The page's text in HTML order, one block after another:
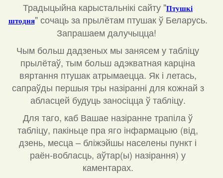
Традыцыйна карыстальнікі сайту "Птушкі
штодня" сочаць за прылётам птушак ў Беларусь.
Запрашаем далучыцца!
Чым больш дадзеных мы занясем у табліцу
прылётаў, тым больш адэкватная карціна
вяртання птушак атрымаецца. Як і летась,
сапраўды першыя тры назіранні для кожнай з
абласцей будуць заносіцца ў табліцу.
Для таго, каб Вашае назіранне трапіла ў
табліцу, пакіньце пра яго інфармацыю (від,
дзень, месца – бліжэйшы населены пункт і
раён-вобласць, аўтар(ы) назірання) у
каментарах.